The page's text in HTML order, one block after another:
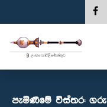
පැමිණීමේ විස්තර: